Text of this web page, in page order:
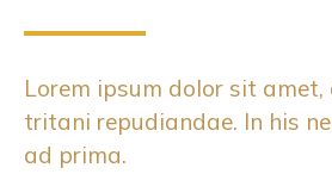
Lorem ipsum dolor sit
tritani repudiandae. In his
ad prima.